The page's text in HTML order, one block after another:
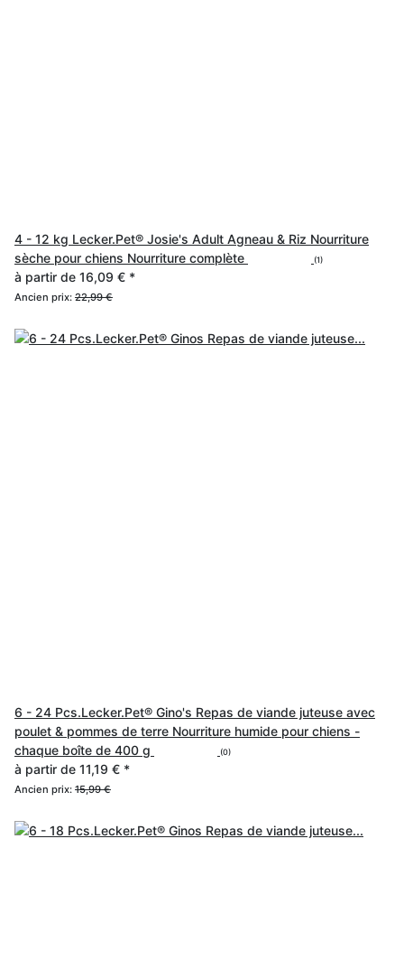
4 - 12 kg Lecker.Pet® Josie's Adult Agneau & Riz Nourriture
sèche pour chiens Nourriture complète
(1)
à partir de 16,09 € *
Ancien prix: 22,99 €
6 - 24 Pcs.Lecker.Pet® Gino's Repas de viande juteuse avec
poulet & pommes de terre Nourriture humide pour chiens -
chaque boîte de 400 g
(0)
à partir de 11,19 € *
Ancien prix: 15,99 €